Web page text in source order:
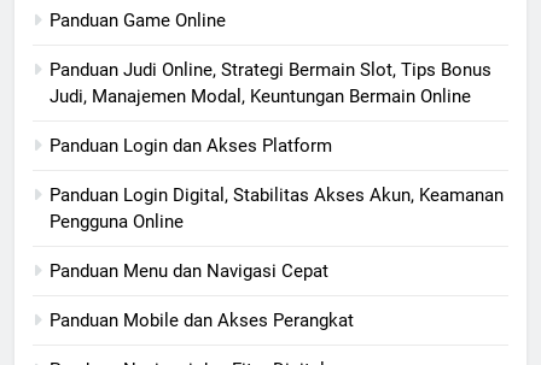
Panduan Game Online
Panduan Judi Online, Strategi Bermain Slot, Tips Bonus
Judi, Manajemen Modal, Keuntungan Bermain Online
Panduan Login dan Akses Platform
Panduan Login Digital, Stabilitas Akses Akun, Keamanan
Pengguna Online
Panduan Menu dan Navigasi Cepat
Panduan Mobile dan Akses Perangkat